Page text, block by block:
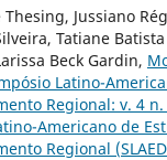
Thesing, Jussiano
Tatiane
Beck Gardin,
Latino-
Regional: v. 4
Americano de
Regional